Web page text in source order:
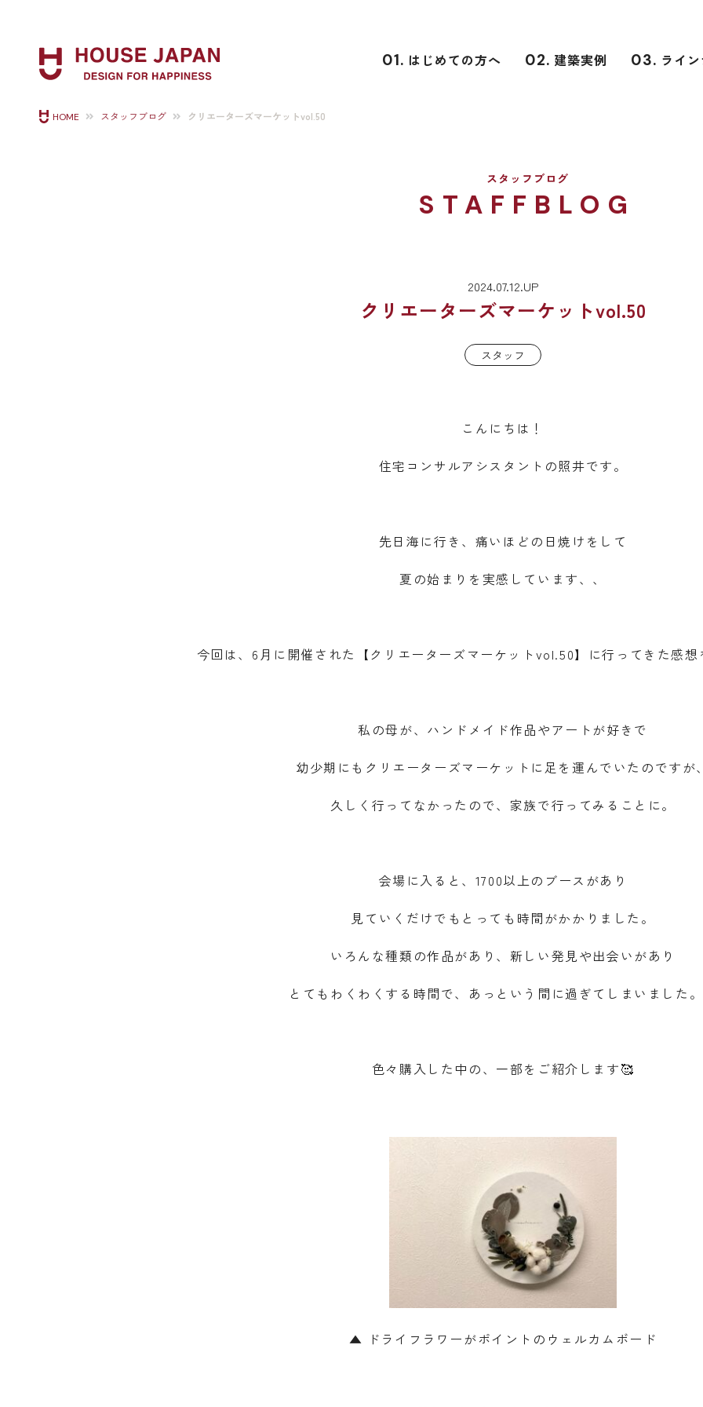
01. はじめての方へ 02. 建築実例 03. ライ
スタッフブログ
STAFFBLOG
HOME スタッフブログ クリエーターズマーケットvol.50
2024.07.12.UP
クリエーターズマーケットvol.50
スタッフ
こんにちは！
住宅コンサルアシスタントの照井です。
先日海に行き、痛いほどの日焼けをして
夏の始まりを実感しています、、
今回は、6月に開催された【クリエーターズマーケットvol.50】に行ってきた感
私の母が、ハンドメイド作品やアートが好きで
幼少期にもクリエーターズマーケットに足を運んでいたのですが
久しく行ってなかったので、家族で行ってみることに。
会場に入ると、1700以上のブースがあり
見ていくだけでもとっても時間がかかりました。
いろんな種類の作品があり、新しい発見や出会いがあり
とてもわくわくする時間で、あっという間に過ぎてしまいました
色々購入した中の、一部をご紹介します🥰
▲ ドライフラワーがポイントのウェルカムボード